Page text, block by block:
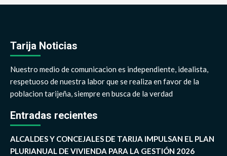
Tarija Noticias
Nuestro medio de comunicacion es independiente, idealista,
respetuoso de nuestra labor que se realiza en favor de la
poblacion tarijeña, siempre en busca de la verdad
Entradas recientes
ALCALDES Y CONCEJALES DE TARIJA IMPULSAN EL PLAN
PLURIANUAL DE VIVIENDA PARA LA GESTIÓN 2026